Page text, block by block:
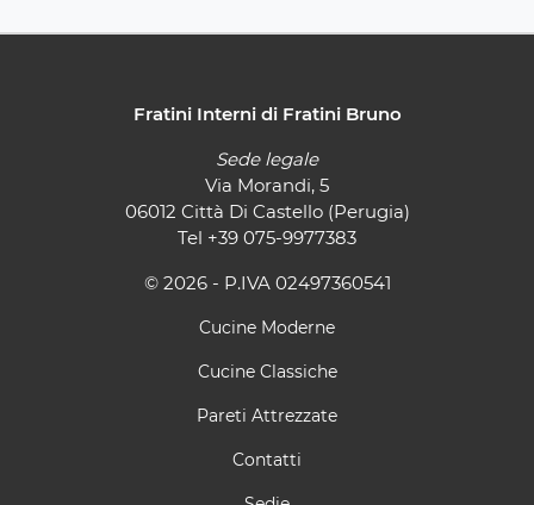
Fratini Interni di Fratini Bruno
Sede legale
Via Morandi, 5
06012 Città Di Castello (Perugia)
Tel +39 075-9977383
© 2026 - P.IVA 02497360541
Cucine Moderne
Cucine Classiche
Pareti Attrezzate
Contatti